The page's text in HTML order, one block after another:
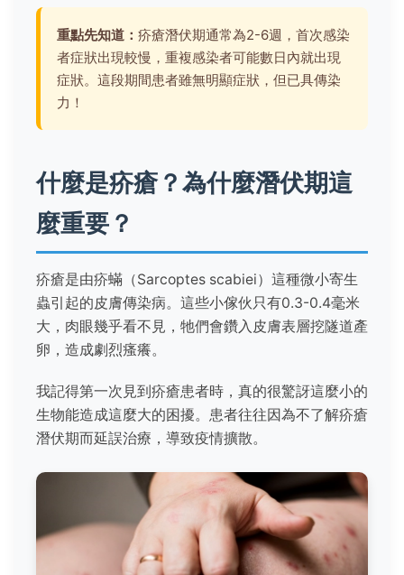
重點先知道： 疥瘡潛伏期通常為2-6週，首次感染
者症狀出現較慢，重複感染者可能數日內就出現
症狀。這段期間患者雖無明顯症狀，但已具傳染
力！
什麼是疥瘡？為什麼潛伏期這
麼重要？
疥瘡是由疥蟎（Sarcoptes scabiei）這種微小寄生
蟲引起的皮膚傳染病。這些小傢伙只有0.3-0.4毫米
大，肉眼幾乎看不見，牠們會鑽入皮膚表層挖隧道產
卵，造成劇烈瘙癢。
我記得第一次見到疥瘡患者時，真的很驚訝這麼小的
生物能造成這麼大的困擾。患者往往因為不了解疥瘡
潛伏期而延誤治療，導致疫情擴散。